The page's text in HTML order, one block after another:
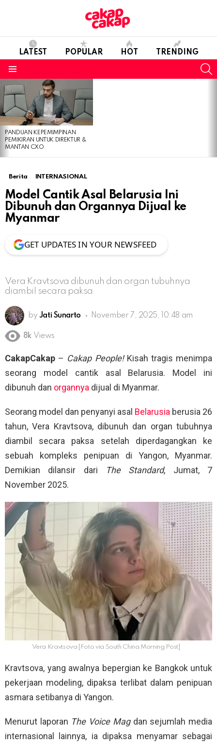
LATEST POPULAR HOT TRENDING
LATEST
STORIES
PANDUAN KEPEMIMPINAN
PEMIKIRAN UNTUK DIREKTUR &
MANTAN CXO
Berita INTERNASIONAL
Model Cantik Asal Belarusia Ini
Dibunuh dan Organnya Dijual ke
Myanmar
GET UPDATES IN YOUR NEWSFEED
Vera Kravtsova dibunuh dan organ tubuhnya
diambil secara paksa
by Jati Sunarto November 7, 2025, 10:48 am
8k Views
CakapCakap – Cakap People!Kisah tragis menimpa
seorang model cantik asal Belarusia. Model ini
dibunuh dan organnya dijual di Myanmar.
Seorang model dan penyanyi asal Belarusia berusia 26
tahun, Vera Kravtsova, dibunuh dan organ tubuhnya
diambil secara paksa setelah diperdagangkan ke
sebuah kompleks penipuan di Yangon, Myanmar.
Demikian dilansir dari
The Standard, Jumat, 7
November 2025.
Vera Kravtsova [Foto via South China Morning Post]
Kravtsova, yang awalnya bepergian ke Bangkok untuk
pekerjaan modeling, dipaksa terlibat dalam penipuan
asmara setibanya di Yangon.
Menurut laporan The Voice Mag dan sejumlah media
internasional lainnya, ia dipaksa menyamar sebagai